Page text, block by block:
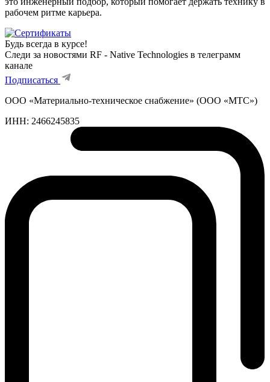
рабочем ритме карьера.
Будь всегда в курсе!
Следи за новостями RF - Native Technologies в телеграмм
канале
Подписаться
ООО «Материально-техническое снабжение» (ООО «МТС»)
ИНН: 2466245835